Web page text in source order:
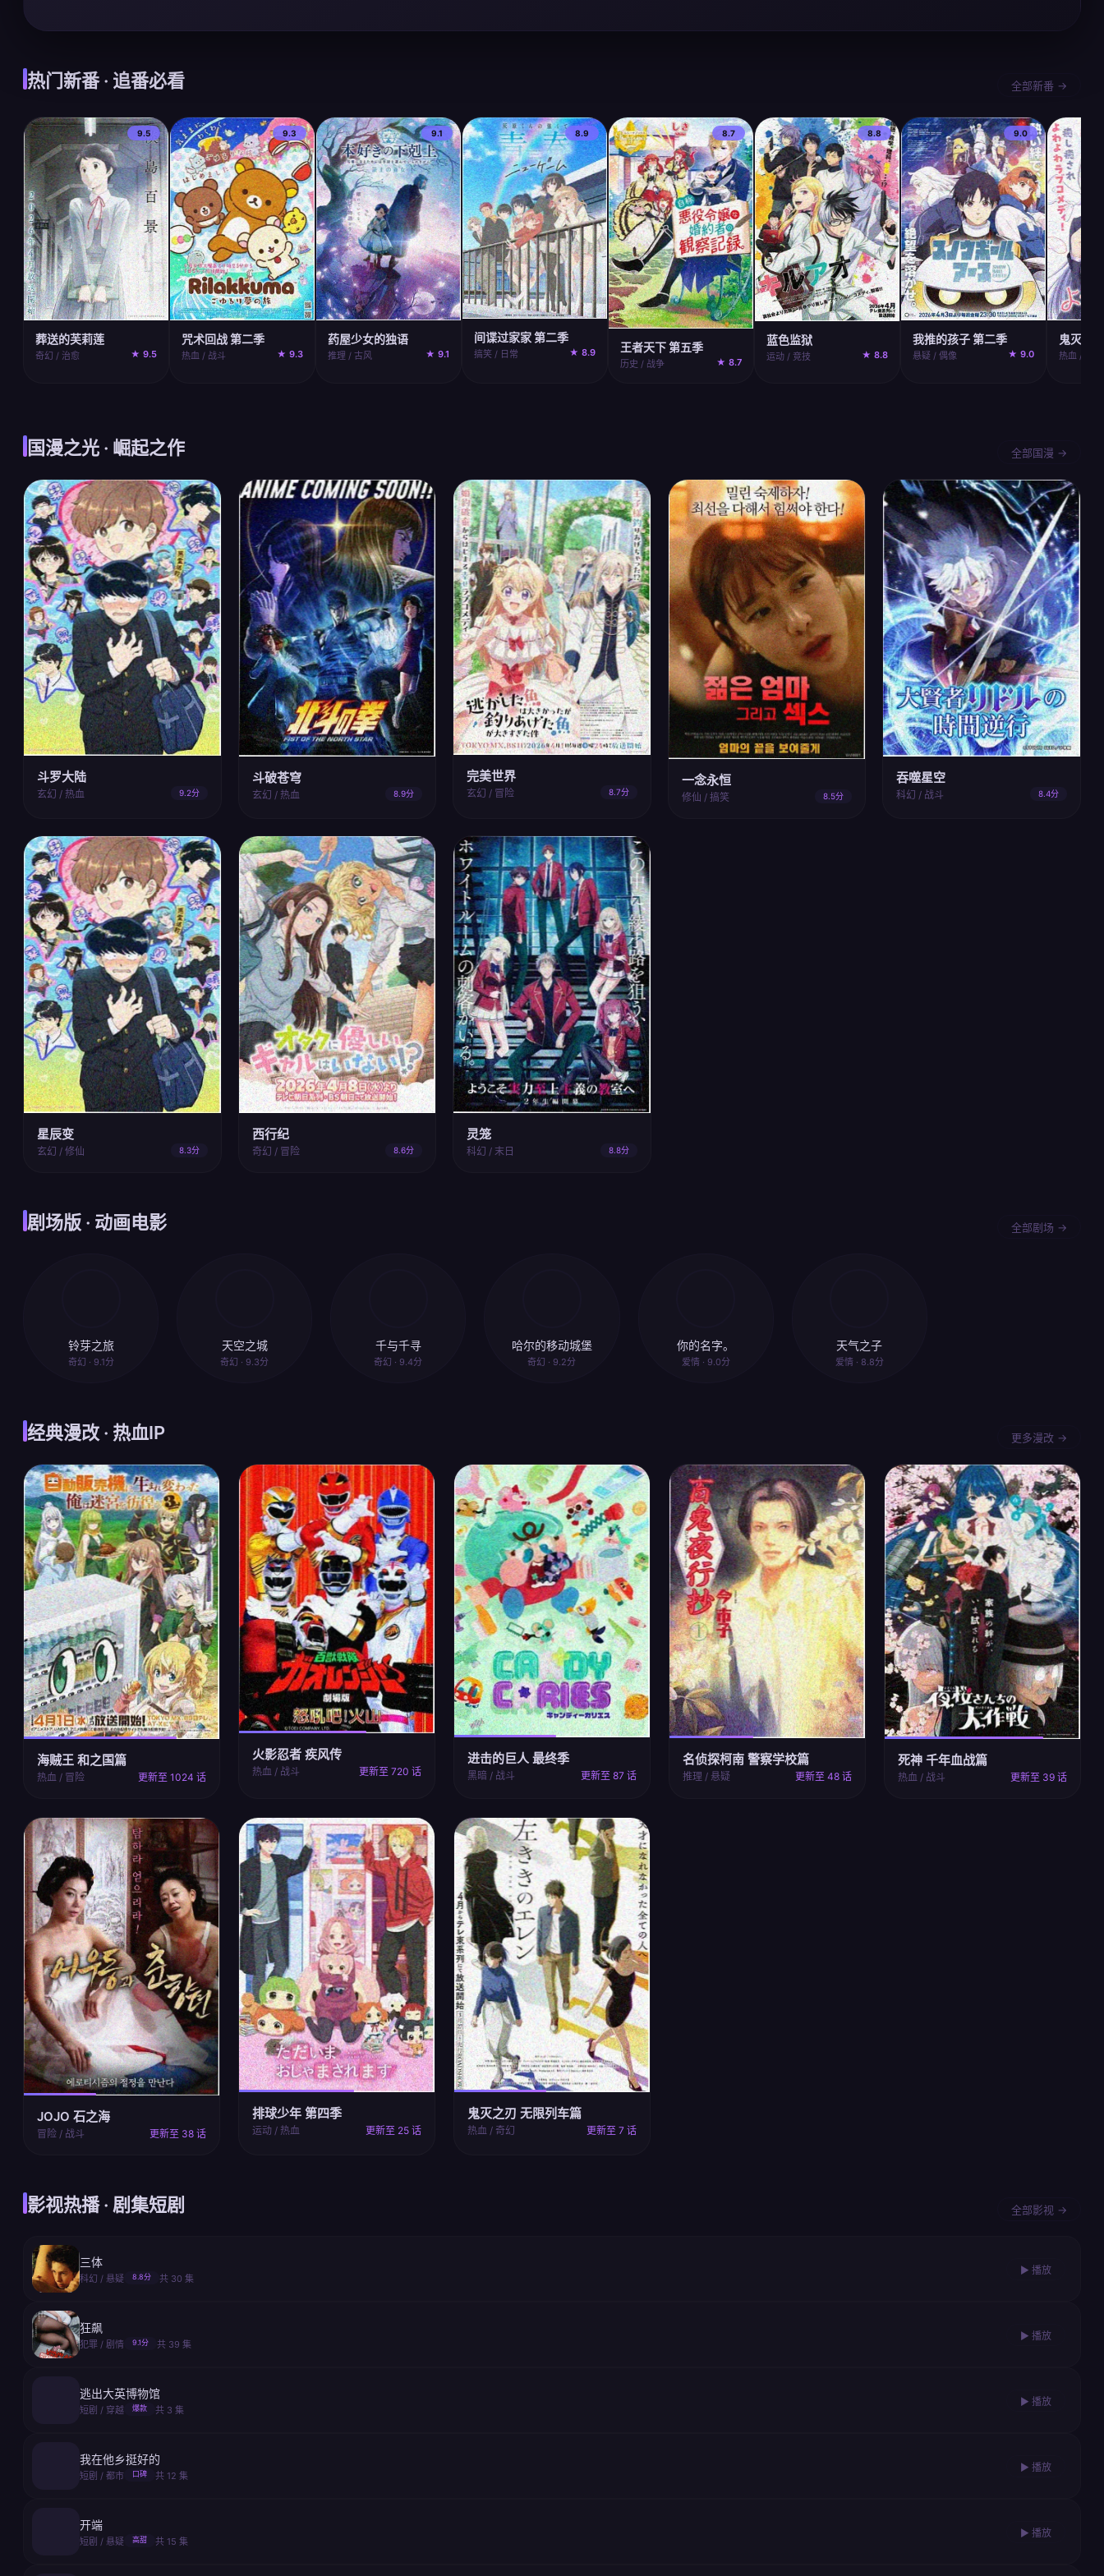
热门新番 · 追番必看 全部新番 →
9.5
葬送的芙莉莲
奇幻 / 治愈 ★ 9.5
9.3
咒术回战 第二季
热血 / 战斗 ★ 9.3
9.1
药屋少女的独语
推理 / 古风 ★ 9.1
8.9
间谍过家家 第二季
搞笑 / 日常 ★ 8.9
8.7
王者天下 第五季
历史 / 战争 ★ 8.7
8.8
蓝色监狱
运动 / 竞技 ★ 8.8
9.0
我推的孩子 第二季
悬疑 / 偶像 ★ 9.0
鬼灭之
热血 / 奇幻
国漫之光 · 崛起之作 全部国漫 →
斗罗大陆
玄幻 / 热血 9.2分
斗破苍穹
玄幻 / 热血 8.9分
完美世界
玄幻 / 冒险 8.7分
一念永恒
修仙 / 搞笑 8.5分
吞噬星空
科幻 / 战斗 8.4分
星辰变
玄幻 / 修仙 8.3分
西行纪
奇幻 / 冒险 8.6分
灵笼
科幻 / 末日 8.8分
剧场版 · 动画电影 全部剧场 →
铃芽之旅
奇幻 · 9.1分
天空之城
奇幻 · 9.3分
千与千寻
奇幻 · 9.4分
哈尔的移动城堡
奇幻 · 9.2分
你的名字。
爱情 · 9.0分
天气之子
爱情 · 8.8分
经典漫改 · 热血IP 更多漫改 →
海贼王 和之国篇
热血 / 冒险 更新至 1024 话
火影忍者 疾风传
热血 / 战斗 更新至 720 话
进击的巨人 最终季
黑暗 / 战斗 更新至 87 话
名侦探柯南 警察学校篇
推理 / 悬疑 更新至 48 话
死神 千年血战篇
热血 / 战斗 更新至 39 话
JOJO 石之海
冒险 / 战斗 更新至 38 话
排球少年 第四季
运动 / 热血 更新至 25 话
鬼灭之刃 无限列车篇
热血 / 奇幻 更新至 7 话
影视热播 · 剧集短剧 全部影视 →
三体
科幻 / 悬疑 8.8分 共 30 集
▶ 播放
狂飙
犯罪 / 剧情 9.1分 共 39 集
▶ 播放
逃出大英博物馆
短剧 / 穿越 爆款 共 3 集
▶ 播放
我在他乡挺好的
短剧 / 都市 口碑 共 12 集
▶ 播放
开端
短剧 / 悬疑 高甜 共 15 集
▶ 播放